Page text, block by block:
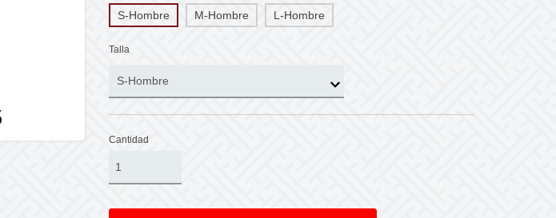
S-Hombre M-Hombre L-Hombre
Talla
Cantidad